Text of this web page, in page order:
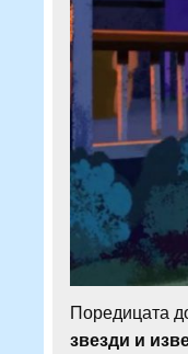
Поредицата
звезди и